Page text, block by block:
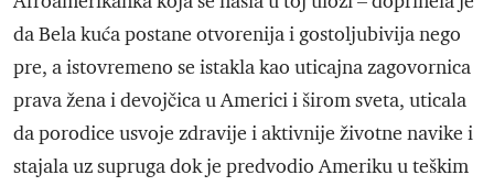
da Bela kuća postane otvorenija i gostoljubivija nego
pre, a istovremeno se istakla kao uticajna zagovornica
prava žena i devojčica u Americi i širom sveta, uticala
da porodice usvoje zdravije i aktivnije životne navike i
stajala uz supruga dok je predvodio Ameriku u teškim